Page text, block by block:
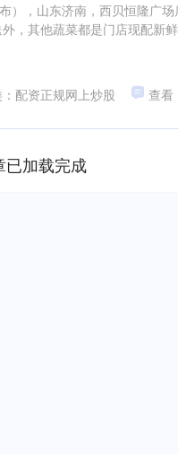
），山东济南，西贝恒隆广
，其他蔬菜都是门店现配新
配资正规网上炒股 查看
已加载完成